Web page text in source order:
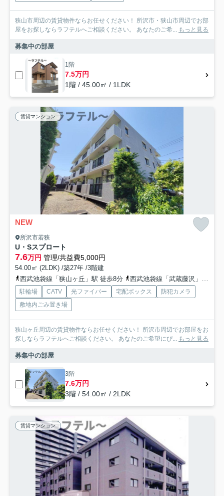
狭山市周辺の賃貸物件ならお任せください！ 所沢市・狭山市周辺でお部
屋をお探しならラフテルへご相談ください。 あなたのご希... もっと見る
募集中の部屋
1階
7.5万円
1階 / 45.00㎡ / 1LDK
賃貸マンション
NEW
所沢市若狭
U・Sスプロート
7.6万円 管理/共益費5,000円
54.00㎡ (2LDK) /築27年 /3階建
西武池袋線「狭山ヶ丘」駅 徒歩8分
西武池袋線「武蔵藤沢」駅 徒歩25分
駐輪場 CATV 光ファイバー 宅配ボックス
防犯カメラ
敷地内ごみ置き場
狭山ヶ丘周辺の賃貸物件ならお任せください！ 所沢市周辺でお部屋をお
探しならラフテルへご相談ください。 あなたのご希望にぴ... もっと見る
募集中の部屋
3階
7.6万円
3階 / 54.00㎡ / 2LDK
賃貸マンション